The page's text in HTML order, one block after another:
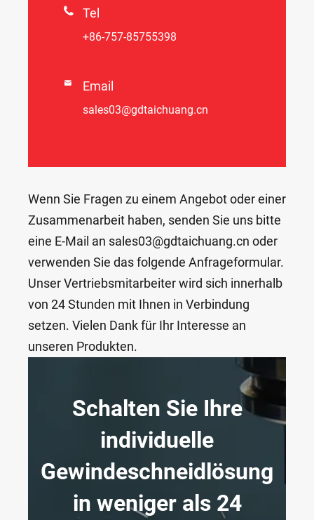
 Tel
+86-757-85755398
 Email
sales03@gdtaichuang.cn
Wenn Sie Fragen zu einem Angebot oder einer
Zusammenarbeit haben, senden Sie uns bitte
eine E-Mail an sales03@gdtaichuang.cn oder
verwenden Sie das folgende Anfrageformular.
Unser Vertriebsmitarbeiter wird sich innerhalb
von 24 Stunden mit Ihnen in Verbindung
setzen. Vielen Dank für Ihr Interesse an
unseren Produkten.
Schalten Sie Ihre
individuelle
Gewindeschneidlösung
in weniger als 24